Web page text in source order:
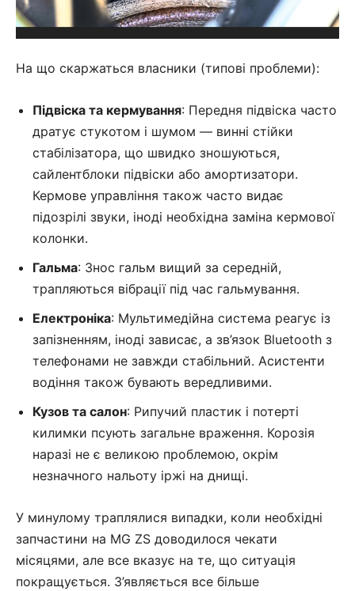
На що скаржаться власники (типові проблеми):
Підвіска та кермування: Передня підвіска часто
дратує стукотом і шумом — винні стійки
стабілізатора, що швидко зношуються,
сайлентблоки підвіски або амортизатори.
Кермове управління також часто видає
підозрілі звуки, іноді необхідна заміна кермової
колонки.
Гальма: Знос гальм вищий за середній,
трапляються вібрації під час гальмування.
Електроніка: Мультимедійна система реагує із
запізненням, іноді зависає, а зв’язок Bluetooth з
телефонами не завжди стабільний. Асистенти
водіння також бувають вередливими.
Кузов та салон: Рипучий пластик і потерті
килимки псують загальне враження. Корозія
наразі не є великою проблемою, окрім
незначного нальоту іржі на днищі.
У минулому траплялися випадки, коли необхідні
запчастини на MG ZS доводилося чекати
місяцями, але все вказує на те, що ситуація
покращується. З’являється все більше